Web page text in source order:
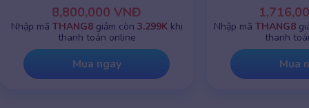
1,716,000 VNĐ
Nhập mãTHANG8giảm chỉ còn799K khi
thanh toán online
Mua ngay
Nhập mãTHANG8
thanh
Mua